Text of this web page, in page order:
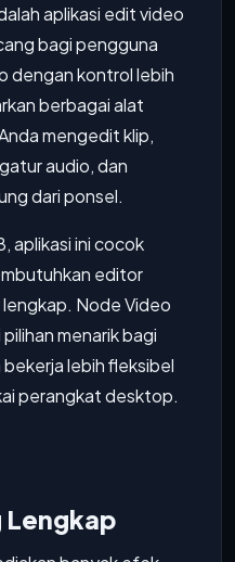
aplikasi edit video
bagi pengguna
dengan kontrol lebih
berbagai alat
mengedit klip,
audio, dan
dari ponsel.
aplikasi ini cocok
editor
Node Video
menarik bagi
lebih fleksibel
perangkat desktop.
Lengkap